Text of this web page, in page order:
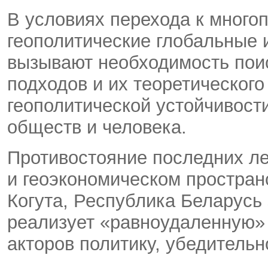
В условиях перехода к
геополитические
вызывают необходимость
подходов и их
геополитической
обществ и человека.
Противостояние последних
и геоэкономическом
Когута, Республика
реализует
акторов политику,